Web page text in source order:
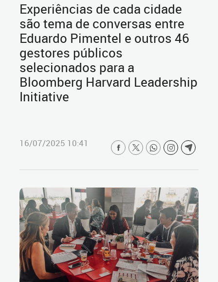
Experiências de cada cidade
são tema de conversas entre
Eduardo Pimentel e outros 46
gestores públicos
selecionados para a
Bloomberg Harvard Leadership
Initiative
16/07/2025 10:41